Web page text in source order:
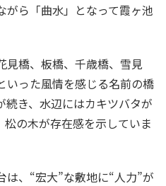
がら「曲水」となって霞ヶ池
見橋、板橋、千歳橋、雪見
いった風情を感じる名前の橋
き、水辺にはカキツバタが
の木が存在感を示していま
、“宏大”な敷地に“人力”が